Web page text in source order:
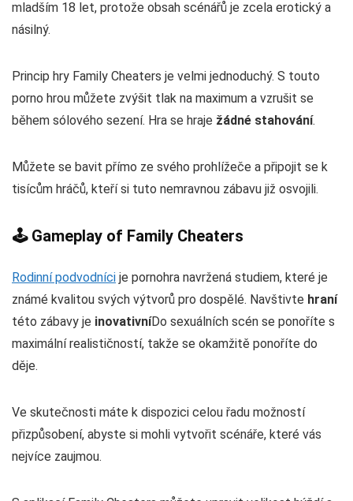
mladším 18 let, protože obsah scénářů je zcela erotický a
násilný.
Princip hry Family Cheaters je velmi jednoduchý. S touto
porno hrou můžete zvýšit tlak na maximum a vzrušit se
během sólového sezení. Hra se hraje žádné stahování.
Můžete se bavit přímo ze svého prohlížeče a připojit se k
tisícům hráčů, kteří si tuto nemravnou zábavu již osvojili.
🕹️ Gameplay of Family Cheaters
Rodinní podvodníci je pornohra navržená studiem, které je
známé kvalitou svých výtvorů pro dospělé. Navštivte hraní
této zábavy je inovativníDo sexuálních scén se ponoříte s
maximální realističností, takže se okamžitě ponoříte do
děje.
Ve skutečnosti máte k dispozici celou řadu možností
přizpůsobení, abyste si mohli vytvořit scénáře, které vás
nejvíce zaujmou.